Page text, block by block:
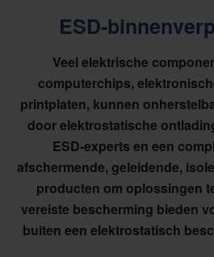
ESD-
Veel elektrische
computerchips,
printplaten, kunnen
door elektrostatische
ESD-experts en een
afschermende, geleidende,
producten om oplossingen
vereiste bescherming bieden
buiten een elektrostatisch